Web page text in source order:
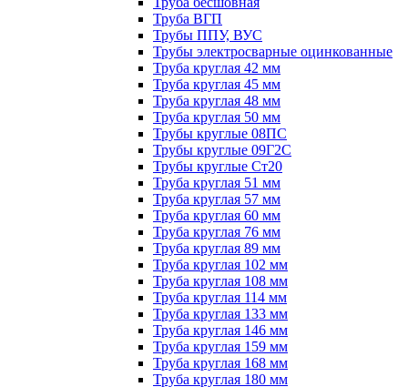
Труба ВГП
Трубы ППУ, ВУС
Трубы электросварные оцинкованные
Труба круглая 42 мм
Труба круглая 45 мм
Труба круглая 48 мм
Труба круглая 50 мм
Трубы круглые 08ПС
Трубы круглые 09Г2С
Трубы круглые Ст20
Труба круглая 51 мм
Труба круглая 57 мм
Труба круглая 60 мм
Труба круглая 76 мм
Труба круглая 89 мм
Труба круглая 102 мм
Труба круглая 108 мм
Труба круглая 114 мм
Труба круглая 133 мм
Труба круглая 146 мм
Труба круглая 159 мм
Труба круглая 168 мм
Труба круглая 180 мм